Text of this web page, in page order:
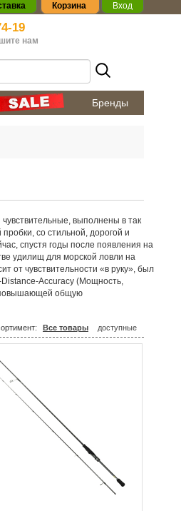
Корзина Вход
19
нам
Бренды
выполнены в так
со стильной, дорогой и
спустя годы после появления на
удилищ для морской ловли на
от чувствительности «в руку», был
Accuracy (Мощность,
повышающей общую
Все товары доступные